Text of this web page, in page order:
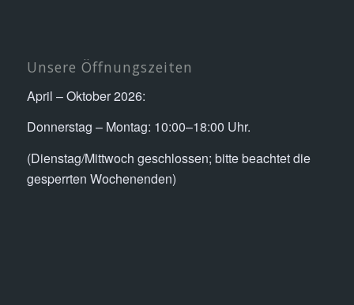
Unsere Öffnungszeiten
April – Oktober 2026:
Donnerstag – Montag: 10:00–18:00 Uhr.
(Dienstag/Mittwoch geschlossen; bitte beachtet die
gesperrten Wochenenden)